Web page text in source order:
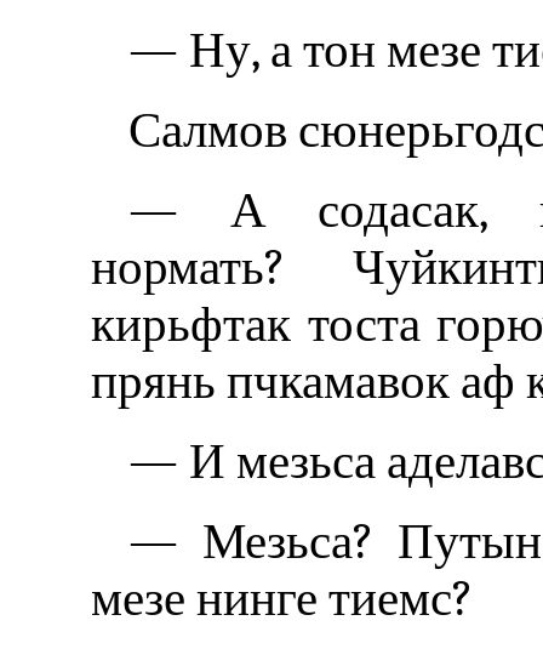
— Ну, а тон мезе
Салмов
— А содасак,
нормать?
кирьфтак тоста
прянь пчкамавок аф
— И мезьса
— Мезьса?
мезе нинге тиемс?